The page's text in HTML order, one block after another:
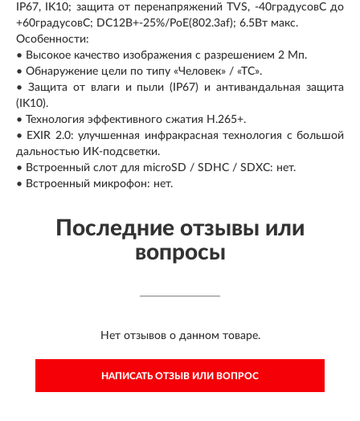
IP67, IK10; защита от перенапряжений TVS, -40градусовC до
+60градусовC; DC12В+-25%/PoE(802.3af); 6.5Вт макс.
Особенности:
• Высокое качество изображения с разрешением 2 Мп.
• Обнаружение цели по типу «Человек» / «ТС».
• Защита от влаги и пыли (IP67) и антивандальная защита
(IK10).
• Технология эффективного сжатия H.265+.
• EXIR 2.0: улучшенная инфракрасная технология с большой
дальностью ИК-подсветки.
• Встроенный слот для microSD / SDHC / SDXC: нет.
• Встроенный микрофон: нет.
Последние отзывы или
вопросы
Нет отзывов о данном товаре.
НАПИСАТЬ ОТЗЫВ ИЛИ ВОПРОС